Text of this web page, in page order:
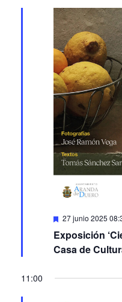
Ongoing
Featured
27 junio 2025
Exposición
11:00